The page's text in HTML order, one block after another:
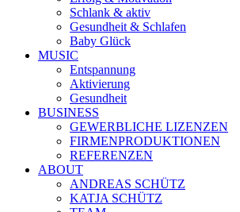
Schlank & aktiv
Gesundheit & Schlafen
Baby Glück
MUSIC
Entspannung
Aktivierung
Gesundheit
BUSINESS
GEWERBLICHE LIZENZEN
FIRMENPRODUKTIONEN
REFERENZEN
ABOUT
ANDREAS SCHÜTZ
KATJA SCHÜTZ